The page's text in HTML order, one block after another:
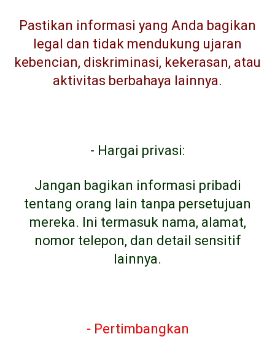
Pastikan informasi yang Anda bagikan
legal dan tidak mendukung ujaran
kebencian, diskriminasi, kekerasan, atau
aktivitas berbahaya lainnya.
- Hargai privasi:
Jangan bagikan informasi pribadi
tentang orang lain tanpa persetujuan
mereka. Ini termasuk nama, alamat,
nomor telepon, dan detail sensitif
lainnya.
- Pertimbangkan